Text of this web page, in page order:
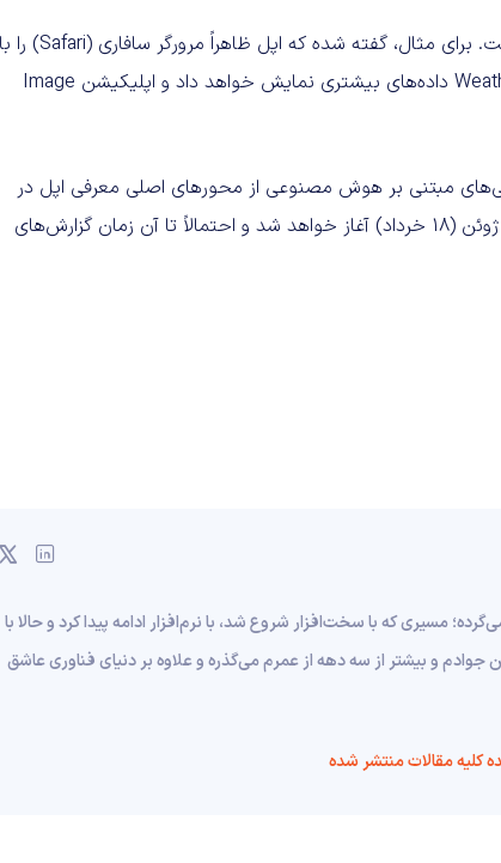
درانتهای گزارش به تغییرات کوچک‌تری نیز اشاره شده است. برای مثال، گفته شده که اپل ظاهراً مرورگر سافاری (Safari) را با
صفحه شروع جدیدی به‌روزرسانی می‌کند، اپلیکیشن Weather داده‌های بیشتری نمایش خواهد داد و اپلیکیشن Image
مبتنی بر هوش مصنوعی از محورهای اصلی معرفی اپل در
WWDC 2026 خواهند بود. کنفرانس WWDC 2026 از ۸ ژوئن (۱۸ خرداد) آغاز خواهد شد و احتمالاً تا آن زمان گزارش‌های
فناوری تقریبا به ۱۰ سال قبل برمی‌گرده؛ مسیری که با سخت‌افزار شروع شد، با نرم‌افزار ادامه پیدا کرد و حالا با
جوادم و بیشتر از سه دهه از عمرم می‌گذره و علاوه بر دنیای فناوری عاشق
کلیه مقالات منتشر شده